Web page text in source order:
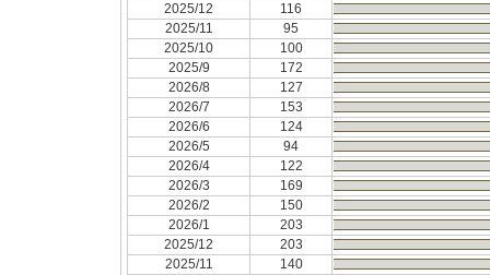
2025/12
116
2025/11
95
2025/10
100
2025/9
172
2026/8
127
2026/7
153
2026/6
124
2026/5
94
2026/4
122
2026/3
169
2026/2
150
2026/1
203
2025/12
203
2025/11
140